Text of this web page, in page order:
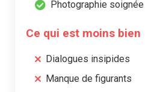
Photographie soignée
Ce qui est moins bien
Dialogues insipides
Manque de figurants